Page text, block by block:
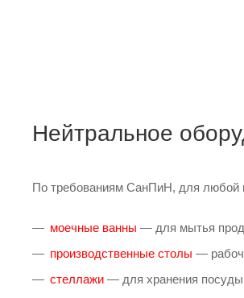
Нейтральное
По требованиям СанПиН, для любой
моечные ванны — для мытья
производственные столы —
стеллажи — для хранения